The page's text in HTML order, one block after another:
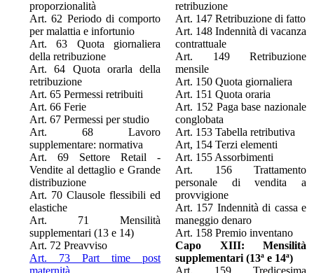
proporzionalità
Art. 62 Periodo di comporto
per malattia e infortunio
Art. 63 Quota giornaliera
della retribuzione
Art. 64 Quota orarla della
retribuzione
Art. 65 Permessi retribuiti
Art. 66 Ferie
Art. 67 Permessi per studio
Art. 68 Lavoro
supplementare: normativa
Art. 69 Settore Retail -
Vendite al dettaglio e Grande
distribuzione
Art. 70 Clausole flessibili ed
elastiche
Art. 71 Mensilità
supplementari (13 e 14)
Art. 72 Preavviso
Art. 73 Part time post
maternità
retribuzione
Art. 147 Retribuzione di fatto
Art. 148 Indennità di vacanza
contrattuale
Art. 149 Retribuzione
mensile
Art. 150 Quota giornaliera
Art. 151 Quota oraria
Art. 152 Paga base nazionale
conglobata
Art. 153 Tabella retributiva
Art, 154 Terzi elementi
Art. 155 Assorbimenti
Art. 156 Trattamento
personale di vendita a
provvigione
Art. 157 Indennità di cassa e
maneggio denaro
Art. 158 Premio inventano
Capo XIII: Mensilità
supplementari (13ª e 14ª)
Art. 159 Tredicesima